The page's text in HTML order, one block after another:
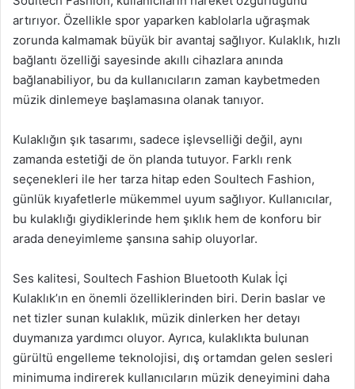
artırıyor. Özellikle spor yaparken kablolarla uğraşmak
zorunda kalmamak büyük bir avantaj sağlıyor. Kulaklık, hızlı
bağlantı özelliği sayesinde akıllı cihazlara anında
bağlanabiliyor, bu da kullanıcıların zaman kaybetmeden
müzik dinlemeye başlamasına olanak tanıyor.
Kulaklığın şık tasarımı, sadece işlevselliği değil, aynı
zamanda estetiği de ön planda tutuyor. Farklı renk
seçenekleri ile her tarza hitap eden Soultech Fashion,
günlük kıyafetlerle mükemmel uyum sağlıyor. Kullanıcılar,
bu kulaklığı giydiklerinde hem şıklık hem de konforu bir
arada deneyimleme şansına sahip oluyorlar.
Ses kalitesi, Soultech Fashion Bluetooth Kulak İçi
Kulaklık’ın en önemli özelliklerinden biri. Derin baslar ve
net tizler sunan kulaklık, müzik dinlerken her detayı
duymanıza yardımcı oluyor. Ayrıca, kulaklıkta bulunan
gürültü engelleme teknolojisi, dış ortamdan gelen sesleri
minimuma indirerek kullanıcıların müzik deneyimini daha